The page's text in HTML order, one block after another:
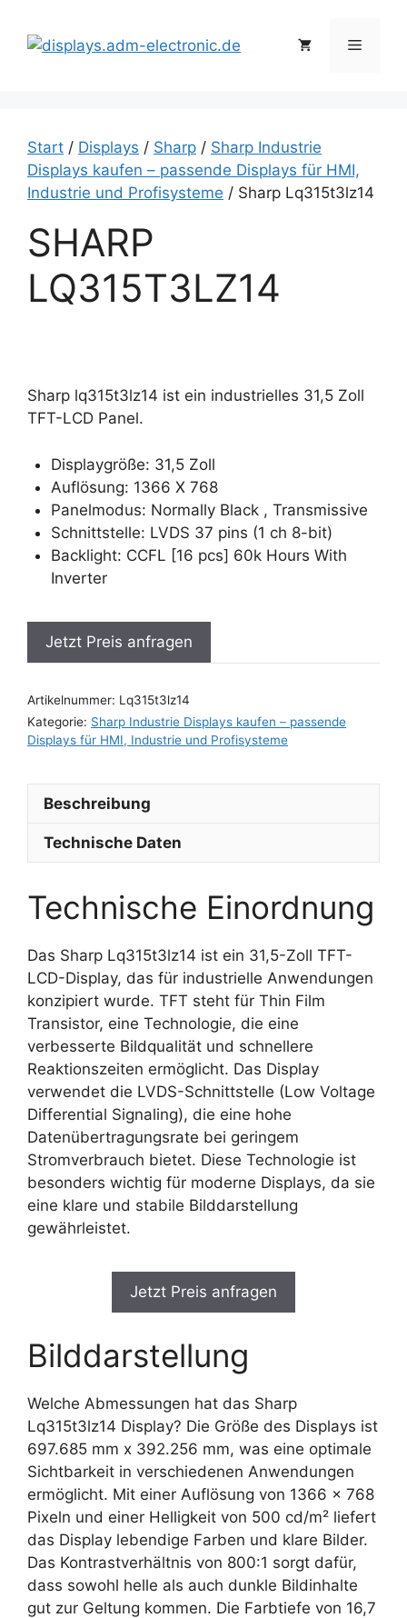
Inhalt
springen
Menü
Start / Displays / Sharp / Sharp Industrie
Displays kaufen – passende Displays für HMI,
Industrie und Profisysteme / Sharp Lq315t3lz14
SHARP
LQ315T3LZ14
Sharp lq315t3lz14 ist ein industrielles 31,5 Zoll
TFT-LCD Panel.
Displaygröße: 31,5 Zoll
Auflösung: 1366 X 768
Panelmodus: Normally Black , Transmissive
Schnittstelle: LVDS 37 pins (1 ch 8-bit)
Backlight: CCFL [16 pcs] 60k Hours With
Inverter
Jetzt Preis anfragen
Artikelnummer: Lq315t3lz14
Kategorie: Sharp Industrie Displays kaufen – passende
Displays für HMI, Industrie und Profisysteme
Beschreibung
Technische Daten
Technische Einordnung
Das Sharp Lq315t3lz14 ist ein 31,5-Zoll TFT-
LCD-Display, das für industrielle Anwendungen
konzipiert wurde. TFT steht für Thin Film
Transistor, eine Technologie, die eine
verbesserte Bildqualität und schnellere
Reaktionszeiten ermöglicht. Das Display
verwendet die LVDS-Schnittstelle (Low Voltage
Differential Signaling), die eine hohe
Datenübertragungsrate bei geringem
Stromverbrauch bietet. Diese Technologie ist
besonders wichtig für moderne Displays, da sie
eine klare und stabile Bilddarstellung
gewährleistet.
Jetzt Preis anfragen
Bilddarstellung
Welche Abmessungen hat das Sharp
Lq315t3lz14 Display? Die Größe des Displays ist
697.685 mm x 392.256 mm, was eine optimale
Sichtbarkeit in verschiedenen Anwendungen
ermöglicht. Mit einer Auflösung von 1366 x 768
Pixeln und einer Helligkeit von 500 cd/m² liefert
das Display lebendige Farben und klare Bilder.
Das Kontrastverhältnis von 800:1 sorgt dafür,
dass sowohl helle als auch dunkle Bildinhalte
gut zur Geltung kommen. Die Farbtiefe von 16,7